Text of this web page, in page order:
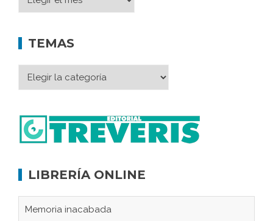
TEMAS
LIBRERÍA ONLINE
Memoria inacabada